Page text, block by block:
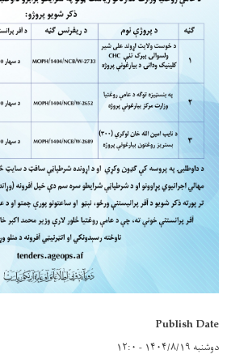
Publish Date
دوشنبه ۱۴۰۴/۸/۱۹ - ۱۲:۰